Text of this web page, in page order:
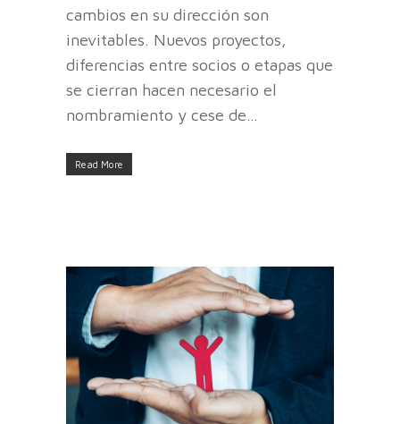
cambios en su dirección son
inevitables. Nuevos proyectos,
diferencias entre socios o etapas que
se cierran hacen necesario el
nombramiento y cese de…
Read More